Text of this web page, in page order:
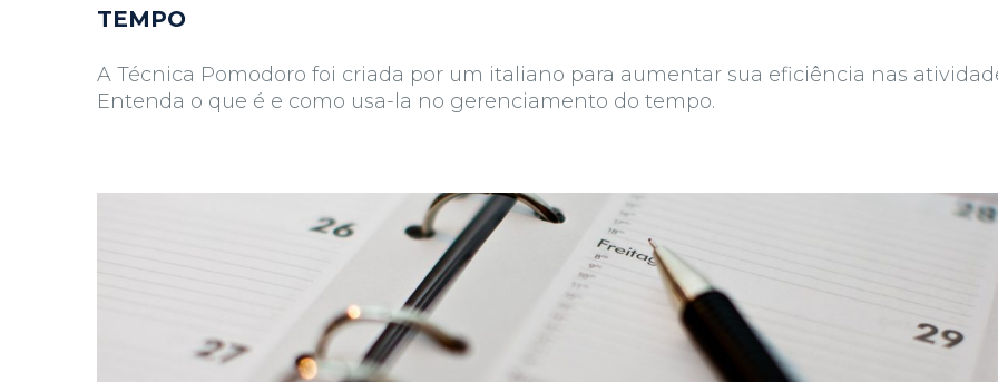
TEMPO
A Técnica Pomodoro foi criada por um italiano para aumentar sua eficiência nas
Entenda o que é e como usa-la no gerenciamento do tempo.